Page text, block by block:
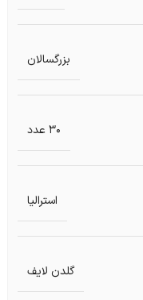
بزرگسالان
30 عدد
استرالیا
گلدن لایف